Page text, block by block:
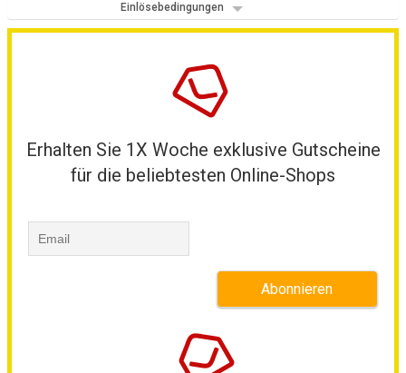
Einlösebedingungen
Erhalten Sie 1X Woche exklusive Gutscheine
für die beliebtesten Online-Shops